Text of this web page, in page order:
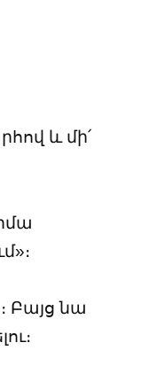
և մի՛
Բայց նա